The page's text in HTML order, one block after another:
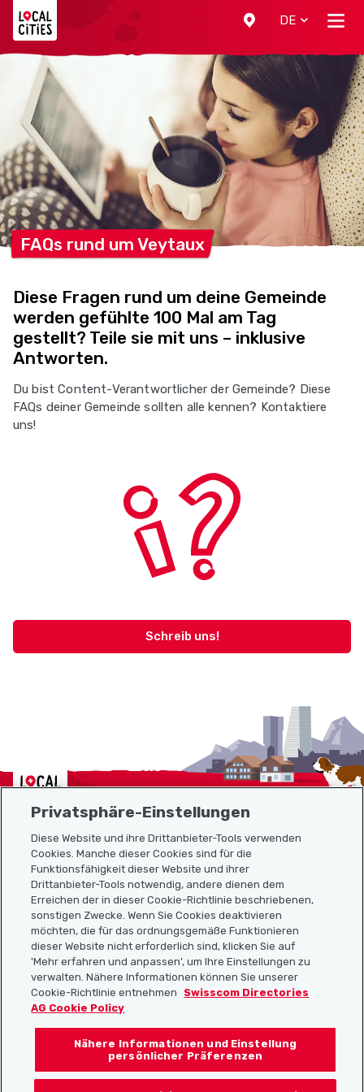
DE
FAQs rund um Veytaux
Diese Fragen rund um deine Gemeinde
werden gefühlte 100 Mal am Tag
gestellt? Teile sie mit uns – inklusive
Antworten.
Du bist Content-Verantwortlicher der Gemeinde? Diese
FAQs deiner Gemeinde sollten alle kennen? Kontaktiere
uns!
Schreib uns!
Localcities
Sitemap
Nützliche Links
Localcities App herunterladen
Folgt uns auf:
Privatsphäre-Einstellungen
Diese Website und ihre Drittanbieter-Tools verwenden
Cookies. Manche dieser Cookies sind für die
Funktionsfähigkeit dieser Website und ihrer
Drittanbieter-Tools notwendig, andere dienen dem
Erreichen der in dieser Cookie-Richtlinie beschriebenen,
sonstigen Zwecke. Wenn Sie Cookies deaktivieren
möchten, die für das ordnungsgemäße Funktionieren
dieser Website nicht erforderlich sind, klicken Sie auf
'Mehr erfahren und anpassen', um Ihre Einstellungen zu
verwalten. Nähere Informationen können Sie unserer
Cookie-Richtlinie entnehmen
Swisscom Directories
AG Cookie Policy
Nähere Informationen und Einstellung
persönlicher Präferenzen